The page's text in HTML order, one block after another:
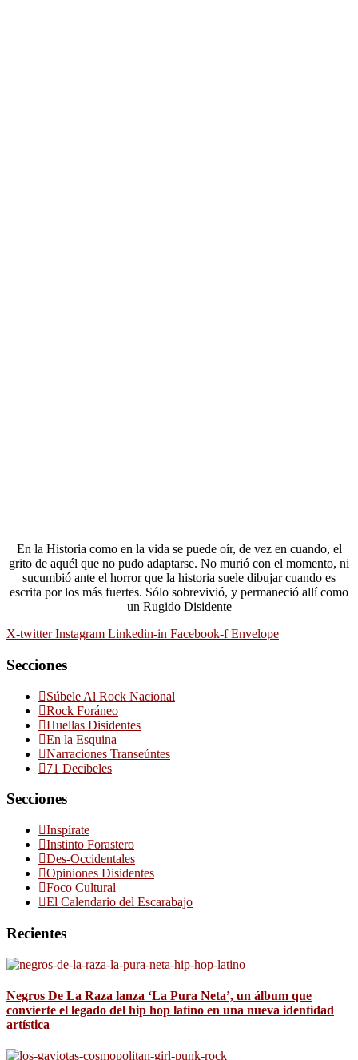
En la Historia como en la vida se puede oír, de vez en cuando, el
grito de aquél que no pudo adaptarse. No murió con el momento, ni
sucumbió ante el horror que la historia suele dibujar cuando es
escrita por los más fuertes. Sólo sobrevivió, y permaneció allí como
un Rugido Disidente
X-twitter Instagram Linkedin-in Facebook-f Envelope
Secciones
Súbele Al Rock Nacional
Rock Foráneo
Huellas Disidentes
En la Esquina
Narraciones Transeúntes
71 Decibeles
Secciones
Inspírate
Instinto Forastero
Des-Occidentales
Opiniones Disidentes
Foco Cultural
El Calendario del Escarabajo
Recientes
Negros De La Raza lanza ‘La Pura Neta’, un álbum que
convierte el legado del hip hop latino en una nueva identidad
artística